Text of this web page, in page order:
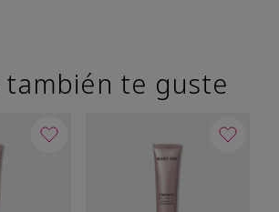
también te guste